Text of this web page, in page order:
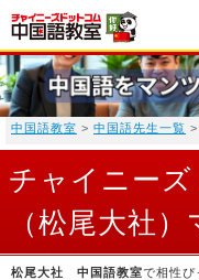
中国語教室 > 中国語先生一覧 >
チャイニー
（松尾大社
松尾大社 中国語教室で相性ぴ